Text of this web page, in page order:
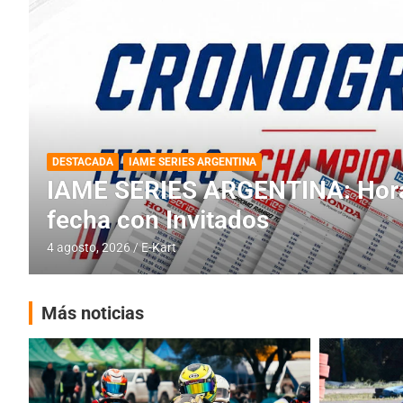
DESTACADA INFORME CENTRAL RMC BUENOS AIRES
RMC BUENOS AIRES: Cerró
histórica en Baradero
4 agosto, 2026 E-Kart
Más noticias